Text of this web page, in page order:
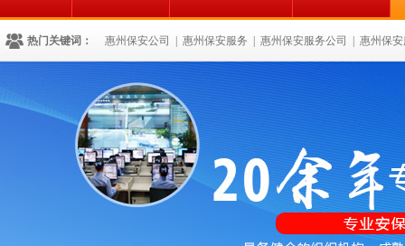
热门关键词： 惠州保安公司 惠州保安服务 惠州保安服务公司 惠州保